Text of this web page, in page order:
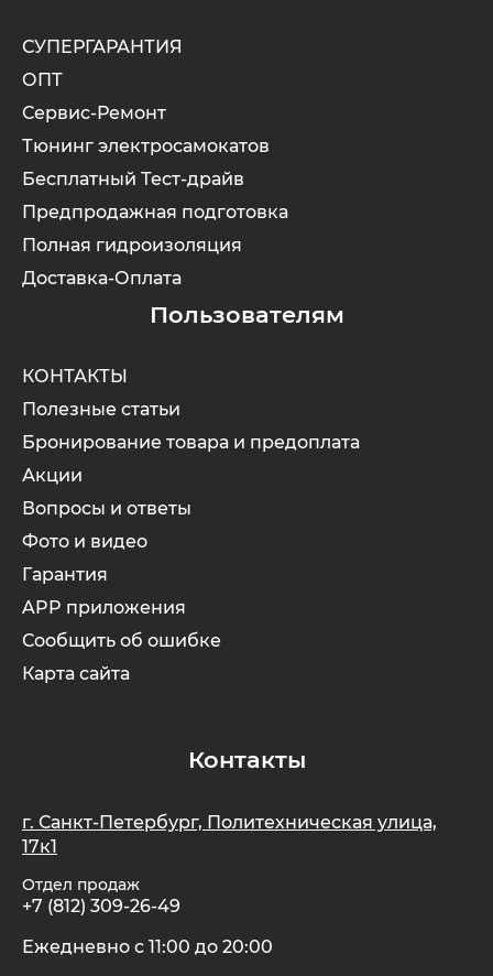
СУПЕРГАРАНТИЯ
ОПТ
Сервис-Ремонт
Тюнинг электросамокатов
Бесплатный Тест-драйв
Предпродажная подготовка
Полная гидроизоляция
Доставка-Оплата
Пользователям
КОНТАКТЫ
Полезные статьи
Бронирование товара и предоплата
Акции
Вопросы и ответы
Фото и видео
Гарантия
APP приложения
Сообщить об ошибке
Карта сайта
Контакты
г. Санкт-Петербург, Политехническая улица,
17к1
Отдел продаж
+7 (812) 309-26-49
Ежедневно с 11:00 до 20:00